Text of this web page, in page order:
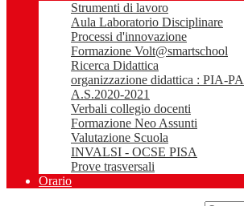
Strumenti di lavoro
Aula Laboratorio Disciplinare
Processi d'innovazione
Formazione Volt@smartschool
Ricerca Didattica
organizzazione didattica : PIA-
A.S.2020-2021
Verbali collegio docenti
Formazione Neo Assunti
Valutazione Scuola
INVALSI - OCSE PISA
Prove trasversali
Orario